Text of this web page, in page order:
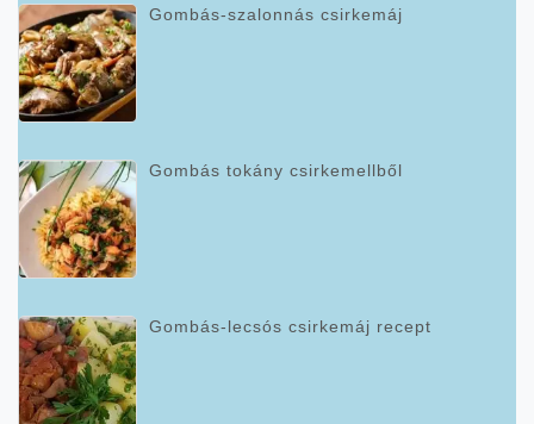
Gombás-szalonnás csirkemáj
Gombás tokány csirkemellből
Gombás-lecsós csirkemáj recept